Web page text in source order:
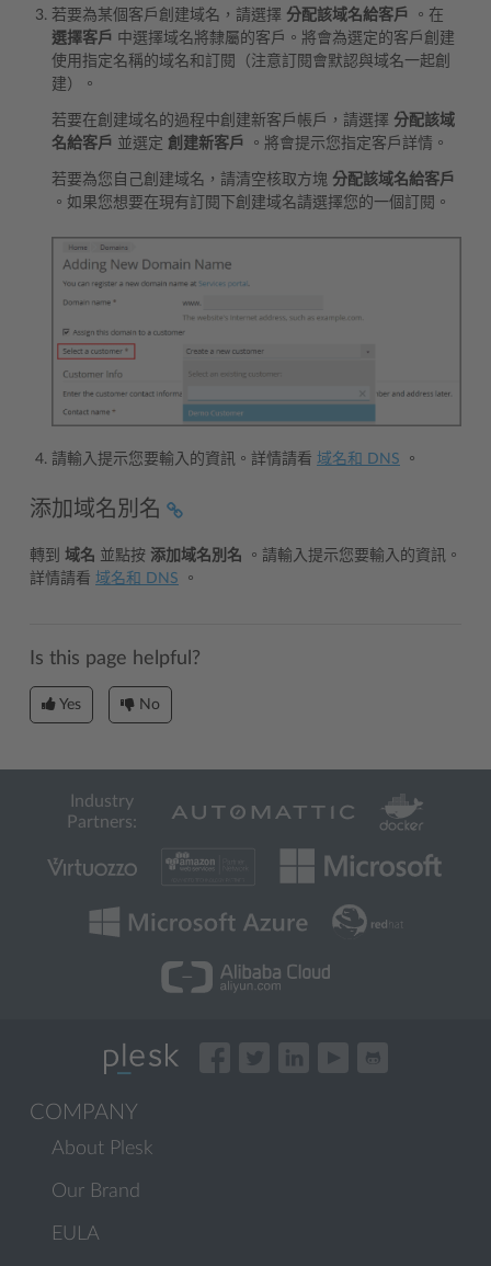
若要為某個客戶創建域名，請選擇 分配該域名給客戶
。在
選擇客戶 中選擇域名將隸屬的客戶。將會為選定的客戶創建
使用指定名稱的域名和訂閱（注意訂閱會默認與域名一起創
建）。
若要在創建域名的過程中創建新客戶帳戶，請選擇 分配該域
名給客戶 並選定 創建新客戶 。將會提示您指定客戶詳情。
若要為您自己創建域名，請清空核取方塊 分配該域名給客戶
。如果您想要在現有訂閱下創建域名請選擇您的一個訂閱。
請輸入提示您要輸入的資訊。詳情請看 域名和 DNS 。
添加域名別名
轉到 域名 並點按 添加域名別名 。請輸入提示您要輸入的資訊。
詳情請看 域名和 DNS 。
Is this page helpful?
Yes No
Industry
Partners:
COMPANY
About Plesk
Our Brand
EULA